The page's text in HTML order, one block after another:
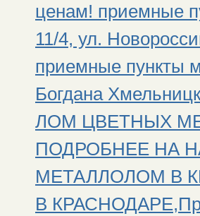
ценам! приемные
11/4, ул.
приемные пункты
Богдана
ЛОМ ЦВЕТНЫХ
ПОДРОБНЕЕ НА
МЕТАЛЛОЛОМ В
В